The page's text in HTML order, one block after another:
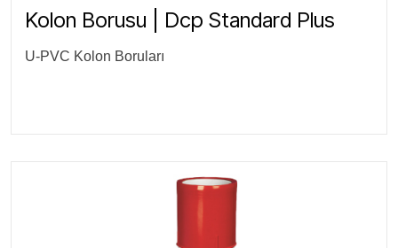
Kolon Borusu | Dcp Standard Plus
U-PVC Kolon Boruları